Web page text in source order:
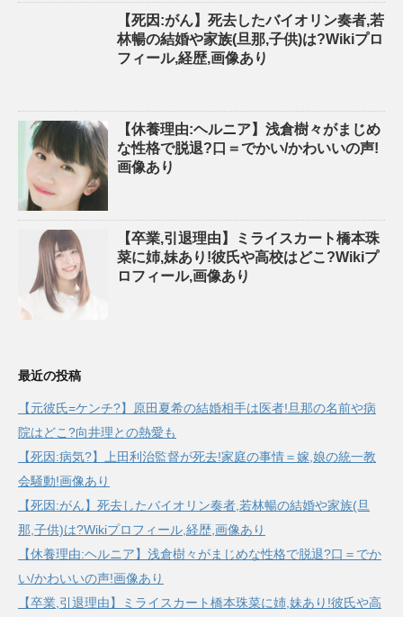
【死因:がん】死去したバイオリン奏者,若
林暢の結婚や家族(旦那,子供)は?Wikiプロ
フィール,経歴,画像あり
【休養理由:ヘルニア】浅倉樹々がまじめ
な性格で脱退?口＝でかい/かわいいの声!
画像あり
【卒業,引退理由】ミライスカート橋本珠
菜に姉,妹あり!彼氏や高校はどこ?Wikiプ
ロフィール,画像あり
最近の投稿
【元彼氏=ケンチ?】原田夏希の結婚相手は医者!旦那の名前や病
院はどこ?向井理との熱愛も
【死因:病気?】上田利治監督が死去!家庭の事情＝嫁,娘の統一教
会騒動!画像あり
【死因:がん】死去したバイオリン奏者,若林暢の結婚や家族(旦
那,子供)は?Wikiプロフィール,経歴,画像あり
【休養理由:ヘルニア】浅倉樹々がまじめな性格で脱退?口＝でか
い/かわいいの声!画像あり
【卒業,引退理由】ミライスカート橋本珠菜に姉,妹あり!彼氏や高